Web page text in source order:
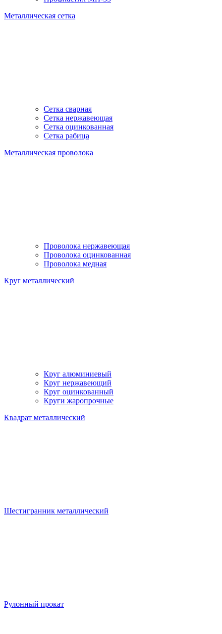
Металлическая сетка
Сетка сварная
Сетка нержавеющая
Сетка оцинкованная
Сетка рабица
Металлическая проволока
Проволока нержавеющая
Проволока оцинкованная
Проволока медная
Круг металлический
Круг алюминиевый
Круг нержавеющий
Круг оцинкованный
Круги жаропрочные
Квадрат металлический
Шестигранник металлический
Рулонный прокат